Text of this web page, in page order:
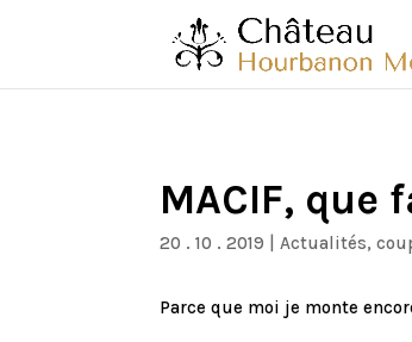
MACIF, que
20 . 10 . 2019 |Actualités,
Parce que moi je monte